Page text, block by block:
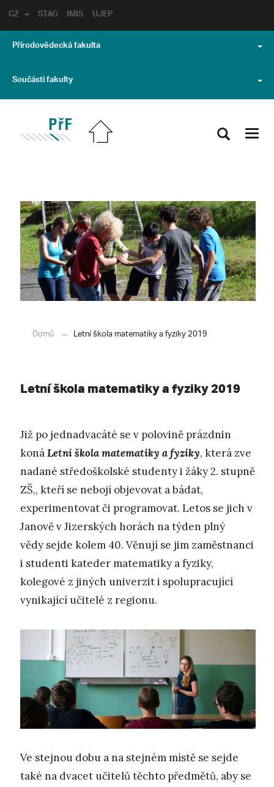
STAG IMIS UJEP
CZ
Přírodovědecká fakulta
Součásti fakulty
Domů Letní škola matematiky a fyziky 2019
Letní škola matematiky a fyziky 2019
Již po jednadvacáté se v polovině prázdnin
konáLetní škola matematiky a fyziky, která zve
nadané středoškolské studenty i žáky 2. stupně
ZŠ,, kteří se nebojí objevovat a bádat,
experimentovat či programovat. Letos se jich v
Janově v Jizerských horách na týden plný
vědy sejde kolem 40. Věnují se jim zaměstnanci
i studenti kateder matematiky a fyziky,
kolegové z jiných univerzit i spolupracující
vynikající učitelé z regionu.
Ve stejnou dobu a na stejném místě se sejde
také na dvacet učitelů těchto předmětů, aby se